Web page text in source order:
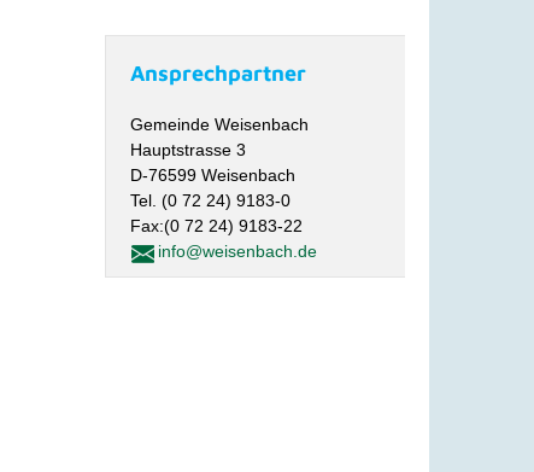
Ansprechpartner
Gemeinde Weisenbach
Hauptstrasse 3
D-76599 Weisenbach
Tel. (0 72 24) 9183-0
Fax:(0 72 24) 9183-22
info@weisenbach.de